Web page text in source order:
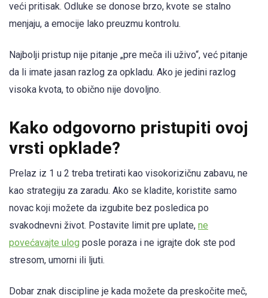
veći pritisak. Odluke se donose brzo, kvote se stalno
menjaju, a emocije lako preuzmu kontrolu.
Najbolji pristup nije pitanje „pre meča ili uživo“, već pitanje
da li imate jasan razlog za opkladu. Ako je jedini razlog
visoka kvota, to obično nije dovoljno.
Kako odgovorno pristupiti ovoj
vrsti opklade?
Prelaz iz 1 u 2 treba tretirati kao visokorizičnu zabavu, ne
kao strategiju za zaradu. Ako se kladite, koristite samo
novac koji možete da izgubite bez posledica po
svakodnevni život. Postavite limit pre uplate, ne
povećavajte ulog posle poraza i ne igrajte dok ste pod
stresom, umorni ili ljuti.
Dobar znak discipline je kada možete da preskočite meč,